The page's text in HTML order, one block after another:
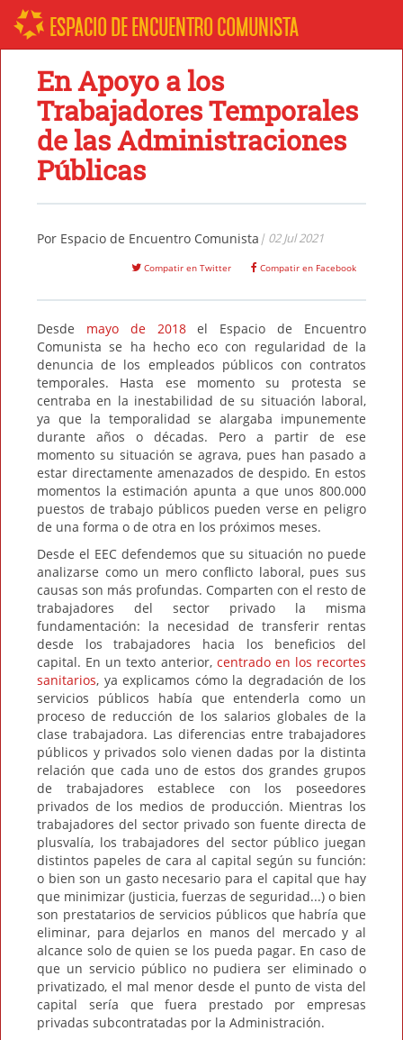
ESPACIO DE ENCUENTRO COMUNISTA
En Apoyo a los
Trabajadores Temporales
de las Administraciones
Públicas
Por Espacio de Encuentro Comunista | 02 Jul 2021
Compatir en Facebook
Compatir en Twitter
Desde mayo de 2018el Espacio de Encuentro
Comunista se ha hecho eco con regularidad de la
denuncia de los empleados públicos con contratos
temporales. Hasta ese momento su protesta se
centraba en la inestabilidad de su situación laboral,
ya que la temporalidad se alargaba impunemente
durante años o décadas. Pero a partir de ese
momento su situación se agrava, pues han pasado a
estar directamente amenazados de despido. En estos
momentos la estimación apunta a que unos 800.000
puestos de trabajo públicos pueden verse en peligro
de una forma o de otra en los próximos meses.
Desde el EEC defendemos que su situación no puede
analizarse como un mero conflicto laboral, pues sus
causas son más profundas. Comparten con el resto de
trabajadores del sector privado la misma
fundamentación: la necesidad de transferir rentas
desde los trabajadores hacia los beneficios del
capital. En un texto anterior, centrado en los recortes
sanitarios, ya explicamos cómo la degradación de los
servicios públicos había que entenderla como un
proceso de reducción de los salarios globales de la
clase trabajadora. Las diferencias entre trabajadores
públicos y privados solo vienen dadas por la distinta
relación que cada uno de estos dos grandes grupos
de trabajadores establece con los poseedores
privados de los medios de producción. Mientras los
trabajadores del sector privado son fuente directa de
plusvalía, los trabajadores del sector público juegan
distintos papeles de cara al capital según su función:
o bien son un gasto necesario para el capital que hay
que minimizar (justicia, fuerzas de seguridad...) o bien
son prestatarios de servicios públicos que habría que
eliminar, para dejarlos en manos del mercado y al
alcance solo de quien se los pueda pagar. En caso de
que un servicio público no pudiera ser eliminado o
privatizado, el mal menor desde el punto de vista del
capital sería que fuera prestado por empresas
privadas subcontratadas por la Administración.